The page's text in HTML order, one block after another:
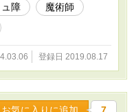
ュ障
魔術師
登録日 2019.08.17
お気に入りに追加